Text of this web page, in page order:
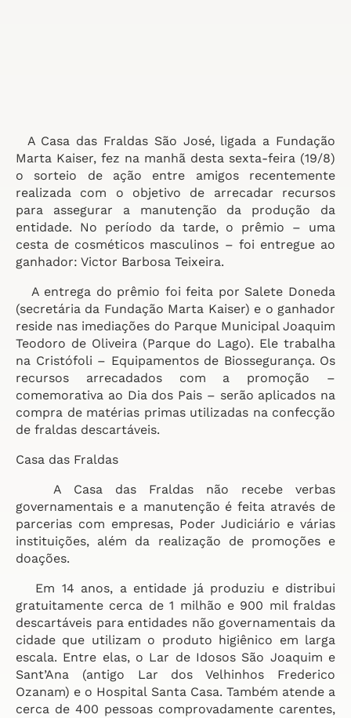
A Casa das Fraldas São José, ligada a Fundação
Marta Kaiser, fez na manhã desta sexta-feira (19/8)
o sorteio de ação entre amigos recentemente
realizada com o objetivo de arrecadar recursos
para assegurar a manutenção da produção da
entidade. No período da tarde, o prêmio – uma
cesta de cosméticos masculinos – foi entregue ao
ganhador: Victor Barbosa Teixeira.
A entrega do prêmio foi feita por Salete Doneda
(secretária da Fundação Marta Kaiser) e o ganhador
reside nas imediações do Parque Municipal Joaquim
Teodoro de Oliveira (Parque do Lago). Ele trabalha
na Cristófoli – Equipamentos de Biossegurança. Os
recursos arrecadados com a promoção –
comemorativa ao Dia dos Pais – serão aplicados na
compra de matérias primas utilizadas na confecção
de fraldas descartáveis.
Casa das Fraldas
A Casa das Fraldas não recebe verbas
governamentais e a manutenção é feita através de
parcerias com empresas, Poder Judiciário e várias
instituições, além da realização de promoções e
doações.
Em 14 anos, a entidade já produziu e distribui
gratuitamente cerca de 1 milhão e 900 mil fraldas
descartáveis para entidades não governamentais da
cidade que utilizam o produto higiênico em larga
escala. Entre elas, o Lar de Idosos São Joaquim e
Sant’Ana (antigo Lar dos Velhinhos Frederico
Ozanam) e o Hospital Santa Casa. Também atende a
cerca de 400 pessoas comprovadamente carentes,